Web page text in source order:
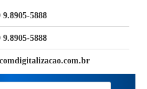
9.8905-5888
9.8905-5888